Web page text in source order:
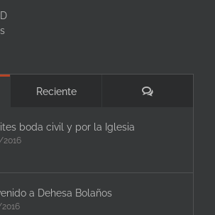
Reciente Comentarios
boda civil y por la Iglesia
a Dehesa Bolaños